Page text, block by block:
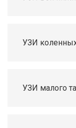
УЗИ
УЗИ малого